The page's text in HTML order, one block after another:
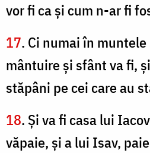
vor fi ca şi cum n-ar fi
17. Ci numai în
mântuire şi sfânt va fi,
stăpâni pe cei care au
18. Şi va fi casa lui
văpaie, şi a lui Isav,